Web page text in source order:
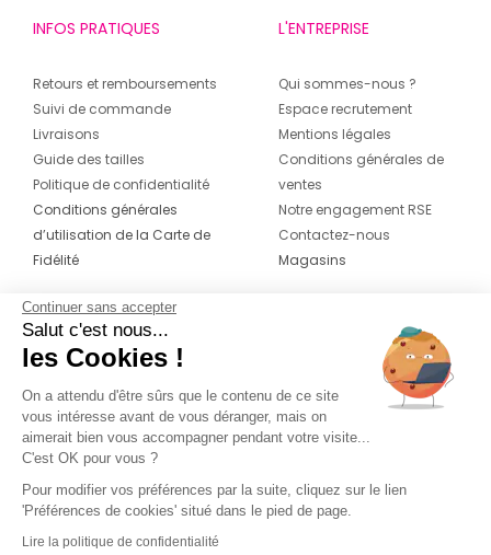
INFOS PRATIQUES
Retours et remboursements
Suivi de commande
Livraisons
Guide des tailles
Politique de confidentialité
Conditions générales
d’utilisation de la Carte de
Fidélité
L'ENTREPRISE
Qui sommes-nous ?
Espace recrutement
Mentions légales
Conditions générales de
ventes
Notre engagement RSE
Contactez-nous
Magasins
CONTACT
04 42 20 78 42
Du lundi au jeudi de 8h30 à 16h30 & le
vendredi de 8h30 à 15h30
Continuer sans accepter
Salut c'est nous...
les Cookies !
On a attendu d'être sûrs que le contenu de ce site
vous intéresse avant de vous déranger, mais on
aimerait bien vous accompagner pendant votre visite...
C'est OK pour vous ?
Pour modifier vos préférences par la suite, cliquez sur le lien
'Préférences de cookies' situé dans le pied de page.
Lire la politique de confidentialité